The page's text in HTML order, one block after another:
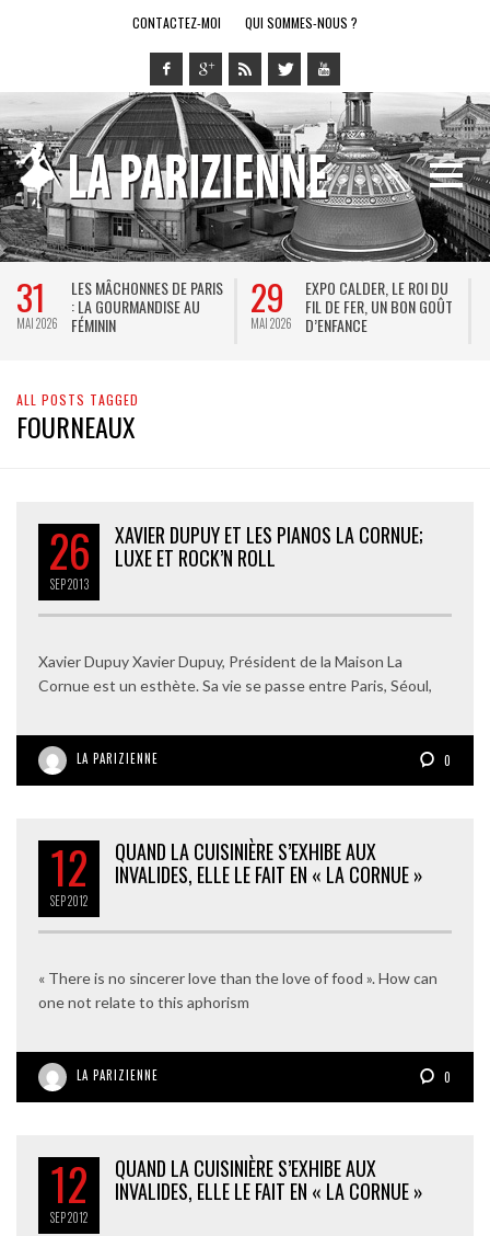
CONTACTEZ-MOI QUI SOMMES-NOUS ?
31
MAI 2026
LES MÂCHONNES DE PARIS
: LA GOURMANDISE AU
FÉMININ
29
MAI 2026
EXPO CALDER, LE ROI DU
FIL DE FER, UN BON GOÛT
D’ENFANCE
ALL POSTS TAGGED
FOURNEAUX
26
SEP2013
XAVIER DUPUY ET LES PIANOS LA CORNUE;
LUXE ET ROCK’N ROLL
Xavier Dupuy Xavier Dupuy, Président de la Maison La
Cornue est un esthète. Sa vie se passe entre Paris, Séoul,
LA PARIZIENNE 0
12
SEP2012
QUAND LA CUISINIÈRE S’EXHIBE AUX
INVALIDES, ELLE LE FAIT EN « LA CORNUE »
« There is no sincerer love than the love of food ». How can
one not relate to this aphorism
LA PARIZIENNE 0
12
SEP2012
QUAND LA CUISINIÈRE S’EXHIBE AUX
INVALIDES, ELLE LE FAIT EN « LA CORNUE »